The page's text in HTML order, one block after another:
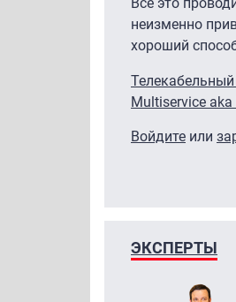
неизменно
хороший
Multiservice
Войдите или
ЭКСПЕРТЫ